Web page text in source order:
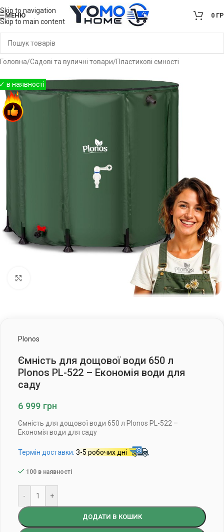
Skip to navigation
Skip to main content
МЕНЮ 0
Головна/Садові та вуличні товари/Пластикові ємності
Plonos
Ємність для дощової води 650 л
Plonos PL-522 – Економія води для
саду
6 999 грн
Ємність для дощової води 650 л Plonos PL-522 –
Економія води для саду
Термін доставки: 3-5 робочих дні
100 в наявності
- +
ДОДАТИ В КОШИК